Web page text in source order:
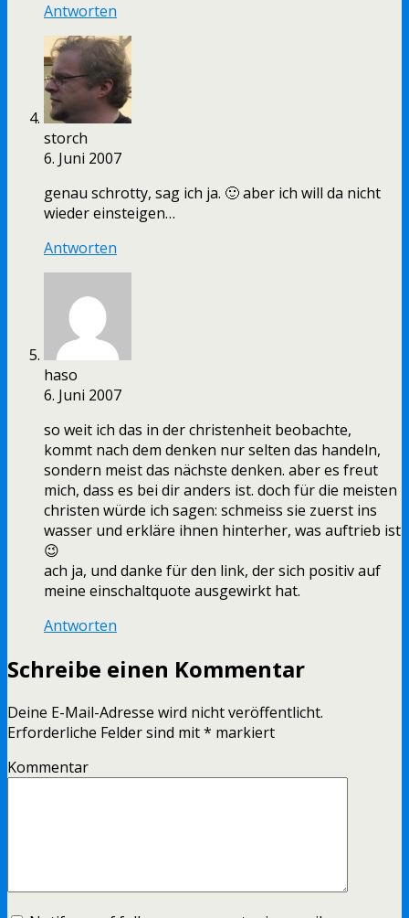
Antworten
storch
6. Juni 2007
genau schrotty, sag ich ja. 🙂 aber ich will da nicht
wieder einsteigen…
Antworten
haso
6. Juni 2007
so weit ich das in der christenheit beobachte,
kommt nach dem denken nur selten das handeln,
sondern meist das nächste denken. aber es freut
mich, dass es bei dir anders ist. doch für die meisten
christen würde ich sagen: schmeiss sie zuerst ins
wasser und erkläre ihnen hinterher, was auftrieb ist
😉
ach ja, und danke für den link, der sich positiv auf
meine einschaltquote ausgewirkt hat.
Antworten
Schreibe einen Kommentar
Deine E-Mail-Adresse wird nicht veröffentlicht.
Erforderliche Felder sind mit* markiert
Kommentar